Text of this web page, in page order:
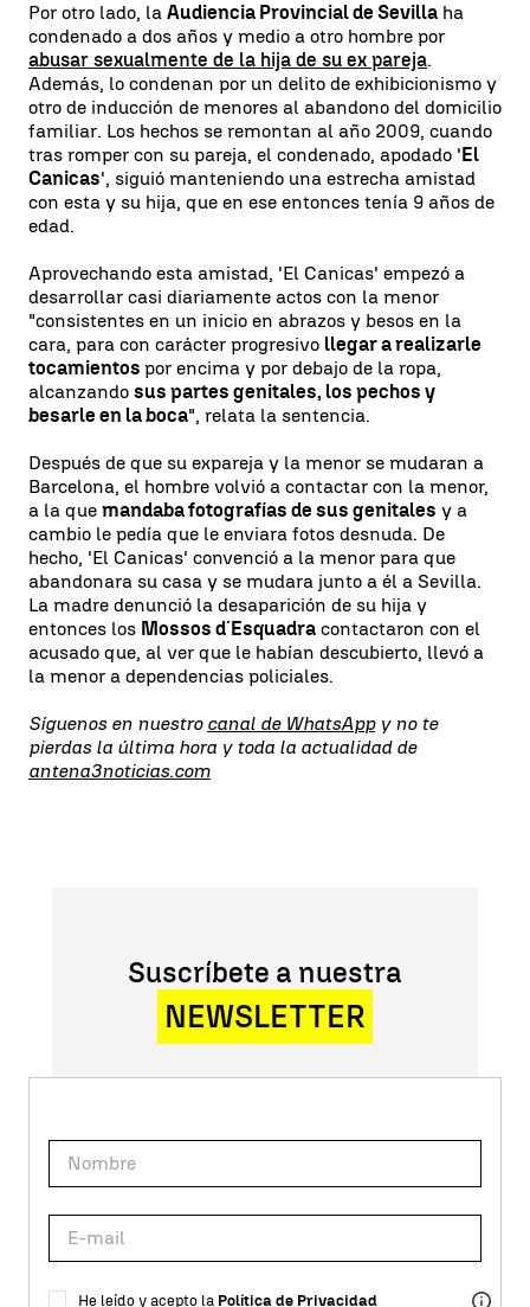
Por otro lado, la Audiencia Provincial de Sevilla ha
condenado a dos años y medio a otro hombre por
abusar sexualmente de la hija de su ex pareja.
Además, lo condenan por un delito de exhibicionismo y
otro de inducción de menores al abandono del domicilio
familiar. Los hechos se remontan al año 2009, cuando
tras romper con su pareja, el condenado, apodado 'El
Canicas', siguió manteniendo una estrecha amistad
con esta y su hija, que en ese entonces tenía 9 años de
edad.
Aprovechando esta amistad, 'El Canicas' empezó a
desarrollar casi diariamente actos con la menor
"consistentes en un inicio en abrazos y besos en la
cara, para con carácter progresivo llegar a realizarle
tocamientos por encima y por debajo de la ropa,
alcanzando sus partes genitales, los pechos y
besarle en la boca", relata la sentencia.
Después de que su expareja y la menor se mudaran a
Barcelona, el hombre volvió a contactar con la menor,
a la que mandaba fotografías de sus genitales y a
cambio le pedía que le enviara fotos desnuda. De
hecho, 'El Canicas' convenció a la menor para que
abandonara su casa y se mudara junto a él a Sevilla.
La madre denunció la desaparición de su hija y
entonces los Mossos d´Esquadra contactaron con el
acusado que, al ver que le habían descubierto, llevó a
la menor a dependencias policiales.
Síguenos en nuestro canal de WhatsAppy no te
pierdas la última hora y toda la actualidad de
antena3noticias.com
Suscríbete a nuestra
NEWSLETTER
He leído y acepto la Política de Privacidad